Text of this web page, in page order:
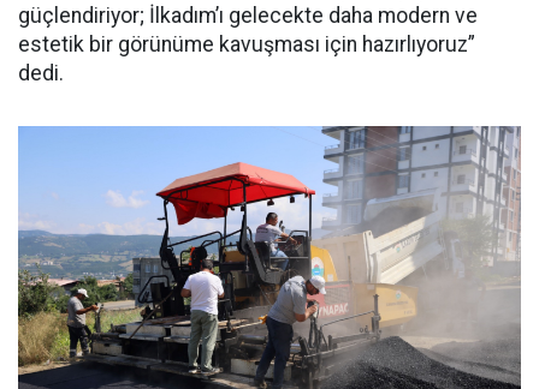
güçlendiriyor; İlkadım’ı gelecekte daha modern ve
estetik bir görünüme kavuşması için hazırlıyoruz”
dedi.